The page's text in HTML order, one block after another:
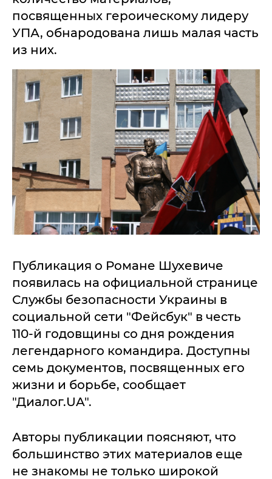
посвященных героическому лидеру
УПА, обнародована лишь малая часть
из них.
Публикация о Романе Шухевиче
появилась на официальной странице
Службы безопасности Украины в
социальной сети "Фейсбук" в честь
110-й годовщины со дня рождения
легендарного командира. Доступны
семь документов, посвященных его
жизни и борьбе, сообщает
"Диалог.UA".
Авторы публикации поясняют, что
большинство этих материалов еще
не знакомы не только широкой